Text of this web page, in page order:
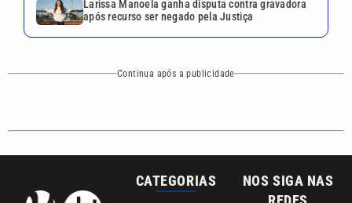
VTV é afiliada do
SBT na Região
Mundo Polícia
Anuncie agora com a emissora VTV SBT